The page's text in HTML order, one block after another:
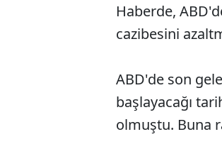
Haberde,
cazibesini
ABD'de son
başlayacağı
olmuştu. Buna